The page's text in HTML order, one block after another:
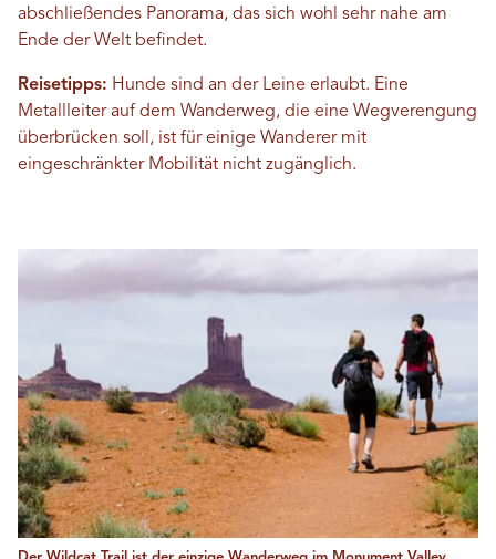
abschließendes Panorama, das sich wohl sehr nahe am
Ende der Welt befindet.
Reisetipps: Hunde sind an der Leine erlaubt. Eine
Metallleiter auf dem Wanderweg, die eine Wegverengung
überbrücken soll, ist für einige Wanderer mit
eingeschränkter Mobilität nicht zugänglich.